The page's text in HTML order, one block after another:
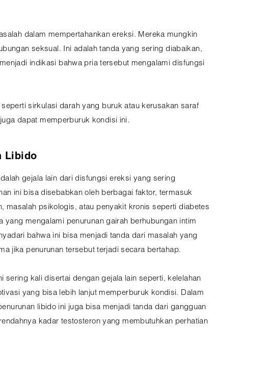
dalam mempertahankan ereksi. Mereka mungkin
seksual. Ini adalah tanda yang sering diabaikan,
indikasi bahwa pria tersebut mengalami disfungsi
sirkulasi darah yang buruk atau kerusakan saraf
dapat memperburuk kondisi ini.
Libido
gejala lain dari disfungsi ereksi yang sering
ini bisa disebabkan oleh berbagai faktor, termasuk
masalah psikologis, atau penyakit kronis seperti diabetes
yang mengalami penurunan gairah berhubungan intim
bahwa ini bisa menjadi tanda dari masalah yang
jika penurunan tersebut terjadi secara bertahap.
sering kali disertai dengan gejala lain seperti, kelelahan
yang bisa lebih lanjut memperburuk kondisi. Dalam
libido ini juga bisa menjadi tanda dari gangguan
kadar testosteron yang membutuhkan perhatian